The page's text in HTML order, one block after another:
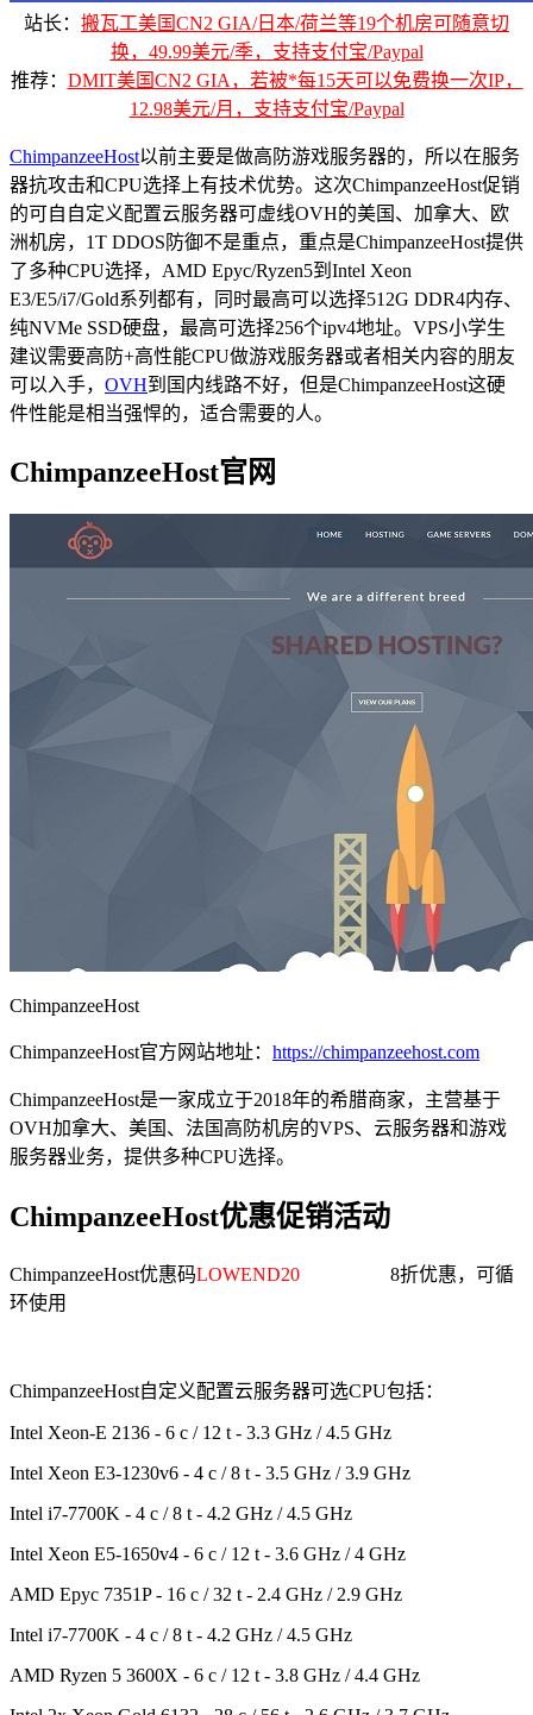
站长： 搬瓦工美国CN2 GIA/日本/荷兰等19个机房可随意切
换，49.99美元/季，支持支付宝/Paypal
推荐： DMIT美国CN2 GIA，若被*每15天可以免费换一次IP，
12.98美元/月，支持支付宝/Paypal
ChimpanzeeHost以前主要是做高防游戏服务器的，所以在服务
器抗攻击和CPU选择上有技术优势。这次ChimpanzeeHost促销
的可自自定义配置云服务器可虚线OVH的美国、加拿大、欧
洲机房，1T DDOS防御不是重点，重点是ChimpanzeeHost提供
了多种CPU选择，AMD Epyc/Ryzen5到Intel Xeon
E3/E5/i7/Gold系列都有，同时最高可以选择512G DDR4内存、
纯NVMe SSD硬盘，最高可选择256个ipv4地址。VPS小学生
建议需要高防+高性能CPU做游戏服务器或者相关内容的朋友
可以入手， OVH到国内线路不好，但是ChimpanzeeHost这硬
件性能是相当强悍的，适合需要的人。
ChimpanzeeHost官网
ChimpanzeeHost
ChimpanzeeHost官方网站地址： https://chimpanzeehost.com
ChimpanzeeHost是一家成立于2018年的希腊商家，主营基于
OVH加拿大、美国、法国高防机房的VPS、云服务器和游戏
服务器业务，提供多种CPU选择。
ChimpanzeeHost优惠促销活动
ChimpanzeeHost优惠码LOWEND20 8折优惠，可循
环使用
ChimpanzeeHost自定义配置云服务器可选CPU包括：
Intel Xeon-E 2136 - 6 c / 12 t - 3.3 GHz / 4.5 GHz
Intel Xeon E3-1230v6 - 4 c / 8 t - 3.5 GHz / 3.9 GHz
Intel i7-7700K - 4 c / 8 t - 4.2 GHz / 4.5 GHz
Intel Xeon E5-1650v4 - 6 c / 12 t - 3.6 GHz / 4 GHz
AMD Epyc 7351P - 16 c / 32 t - 2.4 GHz / 2.9 GHz
Intel i7-7700K - 4 c / 8 t - 4.2 GHz / 4.5 GHz
AMD Ryzen 5 3600X - 6 c / 12 t - 3.8 GHz / 4.4 GHz